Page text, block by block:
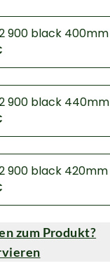
900 black 400mm
900 black 440mm
900 black 420mm
zum Produkt?